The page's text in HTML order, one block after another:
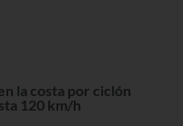
la costa por ciclón
120 km/h